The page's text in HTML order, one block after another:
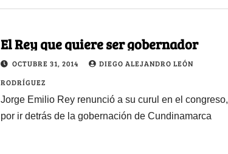
El Rey que quiere ser gobernador
OCTUBRE 31, 2014
DIEGO ALEJANDRO LEÓN
RODRÍGUEZ
Jorge Emilio Rey renunció a su curul en el congreso,
por ir detrás de la gobernación de Cundinamarca